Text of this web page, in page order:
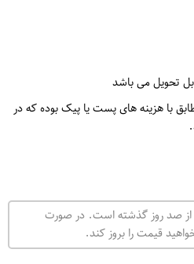
تحویل می باشد
با هزینه های پست یا پیک بوده که در
از صد روز گذشته است. در صورت
قیمت را بروز کند.